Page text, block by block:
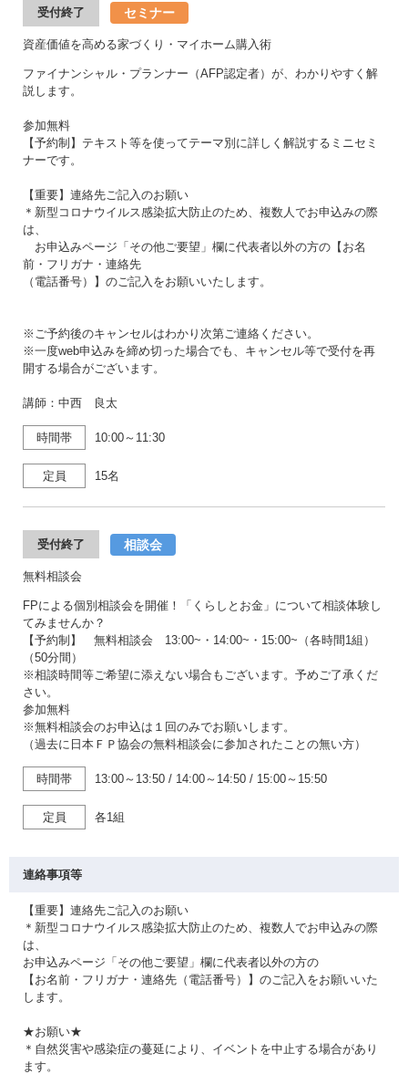
受付終了 セミナー
資産価値を高める家づくり・マイホーム購入術
ファイナンシャル・プランナー（AFP認定者）が、わかりやすく解
説します。
参加無料
【予約制】テキスト等を使ってテーマ別に詳しく解説するミニセミ
ナーです。
【重要】連絡先ご記入のお願い
＊新型コロナウイルス感染拡大防止のため、複数人でお申込みの際
は、
お申込みページ「その他ご要望」欄に代表者以外の方の【お名
前・フリガナ・連絡先
（電話番号）】のご記入をお願いいたします。
※ご予約後のキャンセルはわかり次第ご連絡ください。
※一度web申込みを締め切った場合でも、キャンセル等で受付を再
開する場合がございます。
講師：中西 良太
時間帯 10:00～11:30
定員 15名
受付終了 相談会
無料相談会
FPによる個別相談会を開催！「くらしとお金」について相談体験し
てみませんか？
【予約制】 無料相談会 13:00~・14:00~・15:00~（各時間1組）
（50分間）
※相談時間等ご希望に添えない場合もございます。予めご了承くだ
さい。
参加無料
※無料相談会のお申込は１回のみでお願いします。
（過去に日本ＦＰ協会の無料相談会に参加されたことの無い方）
時間帯 13:00～13:50 / 14:00～14:50 / 15:00～15:50
定員 各1組
連絡事項等
【重要】連絡先ご記入のお願い
＊新型コロナウイルス感染拡大防止のため、複数人でお申込みの際
は、
お申込みページ「その他ご要望」欄に代表者以外の方の
【お名前・フリガナ・連絡先（電話番号）】のご記入をお願いいた
します。
★お願い★
＊自然災害や感染症の蔓延により、イベントを中止する場合があり
ます。